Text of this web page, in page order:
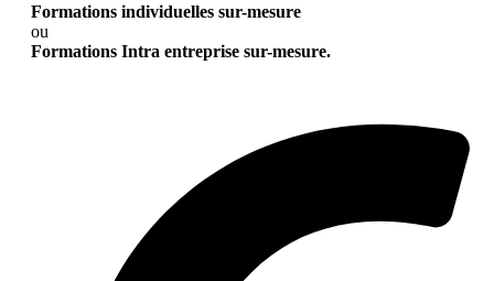
Formations individuelles sur-mesure
ou
Formations Intra entreprise sur-mesure.